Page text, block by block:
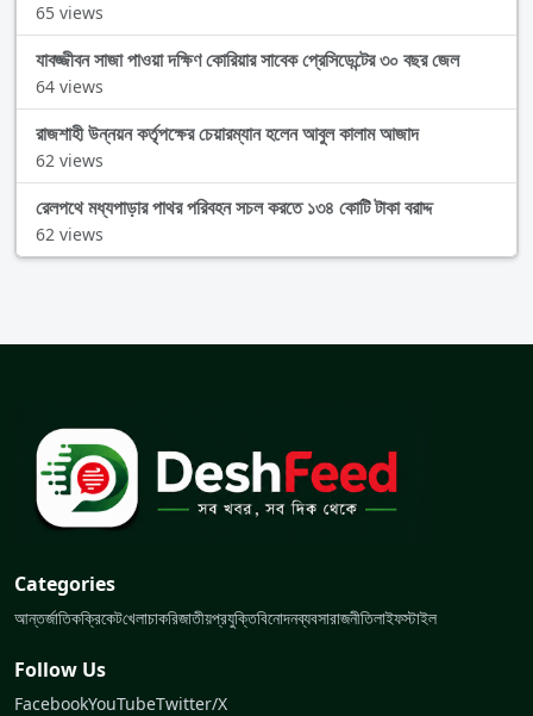
65 views
যাবজ্জীবন সাজা পাওয়া দক্ষিণ কোরিয়ার সাবেক প্রেসিডেন্টের ৩০ বছর জেল
64 views
রাজশাহী উন্নয়ন কর্তৃপক্ষের চেয়ারম্যান হলেন আবুল কালাম আজাদ
62 views
রেলপথে মধ্যপাড়ার পাথর পরিবহন সচল করতে ১৩৪ কোটি টাকা বরাদ্দ
62 views
Categories
আন্তর্জাতিকক্রিকেটখেলাচাকরিজাতীয়প্রযুক্তিবিনোদনব্যবসারাজনীতিলাইফস্টাইল
Follow Us
FacebookYouTubeTwitter/X